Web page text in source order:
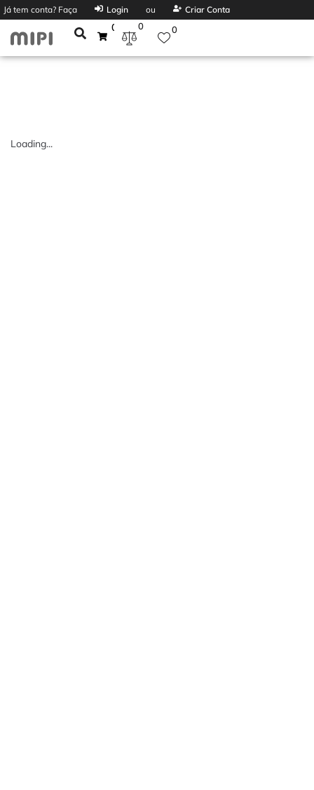
Já tem conta? Faça Login ou Criar Conta
0 0 0
Loading...